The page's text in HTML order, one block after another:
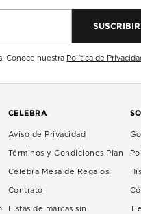
Conoce nuestra Política de
CELEBRA
Aviso de Privacidad
Términos y Condiciones Plan
Celebra Mesa de Regalos.
Contrato
Listas de marcas sin